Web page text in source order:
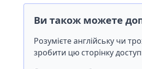
Ви також можете
Розумієте англійську чи
зробити цю сторінку